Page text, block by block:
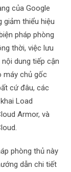
của Google
giảm thiểu hiệu
pháp phòng
thời, việc lưu
dung tiếp cận
máy chủ gốc
cứ đâu, các
Load
Armor, và
phòng thủ này
dẫn chi tiết